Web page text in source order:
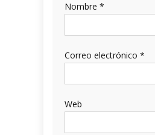
Nombre *
Correo electrónico *
Web